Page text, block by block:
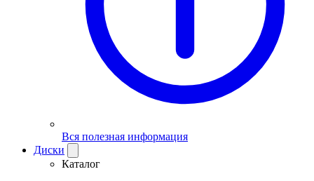
Вся полезная информация
Диски
Каталог